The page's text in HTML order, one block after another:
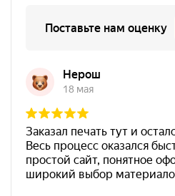
Печать ИП № Р68
700